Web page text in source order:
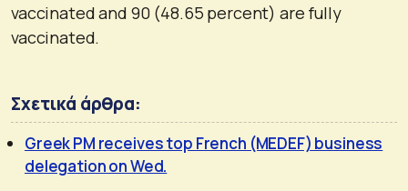
vaccinated and 90 (48.65 percent) are fully
vaccinated.
Σχετικά άρθρα:
Greek PM receives top French (MEDEF) business
delegation on Wed.